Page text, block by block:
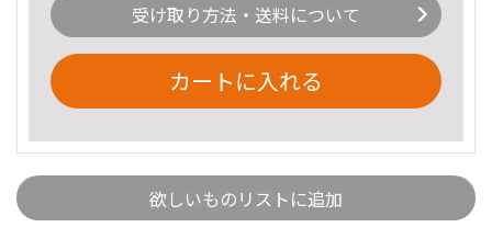
受け取り方法・送料について
カートに入れる
欲しいものリストに追加